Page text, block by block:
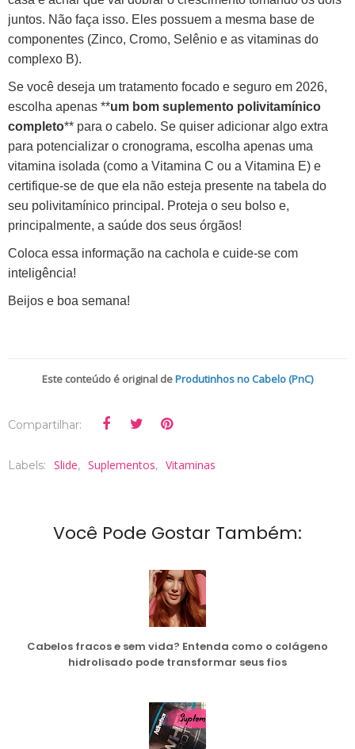
juntos. Não faça isso. Eles possuem a mesma base de
componentes (Zinco, Cromo, Selênio e as vitaminas do
complexo B).
Se você deseja um tratamento focado e seguro em 2026,
escolha apenas **um bom suplemento polivitamínico
completo** para o cabelo. Se quiser adicionar algo extra
para potencializar o cronograma, escolha apenas uma
vitamina isolada (como a Vitamina C ou a Vitamina E) e
certifique-se de que ela não esteja presente na tabela do
seu polivitamínico principal. Proteja o seu bolso e,
principalmente, a saúde dos seus órgãos!
Coloca essa informação na cachola e cuide-se com
inteligência!
Beijos e boa semana!
Este conteúdo é original deProdutinhos no Cabelo (PnC)
Compartilhar:
Labels: Slide, Suplementos, Vitaminas
Você Pode Gostar Também:
Cabelos fracos e sem vida? Entenda como o colágeno
hidrolisado pode transformar seus fios